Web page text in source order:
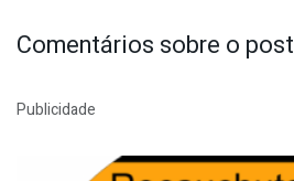
Comentários sobre o post
Publicidade